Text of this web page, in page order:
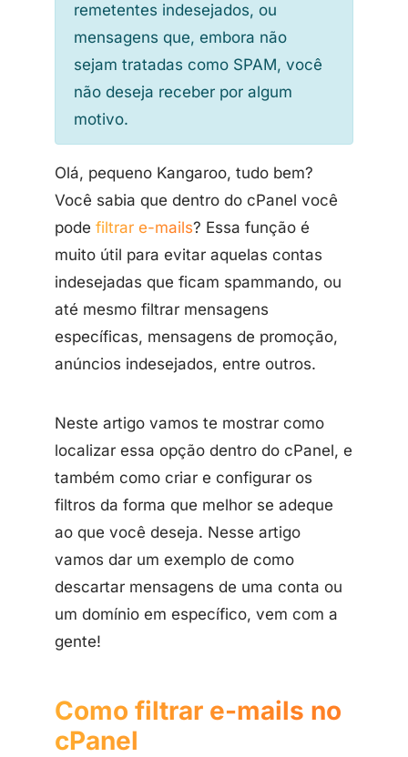
remetentes indesejados, ou
mensagens que, embora não
sejam tratadas como SPAM, você
não deseja receber por algum
motivo.
Olá, pequeno Kangaroo, tudo bem?
Você sabia que dentro do cPanel você
pode filtrar e-mails? Essa função é
muito útil para evitar aquelas contas
indesejadas que ficam spammando, ou
até mesmo filtrar mensagens
específicas, mensagens de promoção,
anúncios indesejados, entre outros.
Neste artigo vamos te mostrar como
localizar essa opção dentro do cPanel, e
também como criar e configurar os
filtros da forma que melhor se adeque
ao que você deseja. Nesse artigo
vamos dar um exemplo de como
descartar mensagens de uma conta ou
um domínio em específico, vem com a
gente!
Como filtrar e-mails no
cPanel